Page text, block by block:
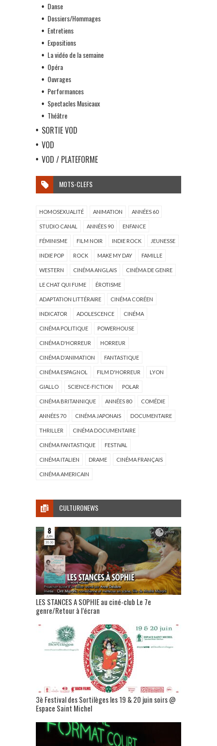
Danse
Dossiers/Hommages
Entretiens
Expositions
La vidéo de la semaine
Opéra
Ouvrages
Performances
Spectacles Musicaux
Théâtre
SORTIE VOD
VOD
VOD / PLATEFORME
MOTS-CLEFS
HOMOSEXUALITÉ ANIMATION ANNÉES 60
STUDIO CANAL ANNÉES 90 ENFANCE
FÉMINISME FILM NOIR INDIE ROCK JEUNESSE
INDIE POP ROCK MAKE MY DAY FAMILLE
WESTERN CINÉMA ANGLAIS CINÉMA DE GENRE
LE CHAT QUI FUME ÉROTISME
ADAPTATION LITTÉRAIRE CINÉMA CORÉEN
INDICATOR ADOLESCENCE CINÉMA
CINÉMA POLITIQUE POWERHOUSE
CINÉMA D'HORREUR HORREUR
CINÉMA D'ANIMATION FANTASTIQUE
CINÉMA ESPAGNOL FILM D'HORREUR LYON
GIALLO SCIENCE-FICTION POLAR
CINÉMA BRITANNIQUE ANNÉES 80 COMÉDIE
ANNÉES 70 CINÉMA JAPONAIS DOCUMENTAIRE
THRILLER CINÉMA DOCUMENTAIRE
CINÉMA FANTASTIQUE FESTIVAL
CINÉMA ITALIEN DRAME CINÉMA FRANÇAIS
CINÉMA AMERICAIN
CULTURONEWS
LES STANCES A SOPHIE au ciné-club Le 7e
genre/Retour à l’écran
3è Festival des Sortilèges les 19 & 20 juin soirs @
Espace Saint Michel